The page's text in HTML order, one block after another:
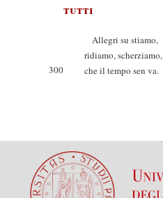
tutti
Allegri su stiamo,
ridiamo, scherziamo,
300
che il tempo sen va.